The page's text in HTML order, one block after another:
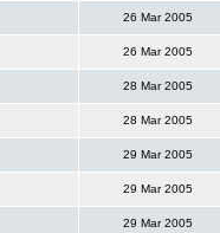
26 Mar 2005
26 Mar 2005
28 Mar 2005
28 Mar 2005
29 Mar 2005
29 Mar 2005
29 Mar 2005